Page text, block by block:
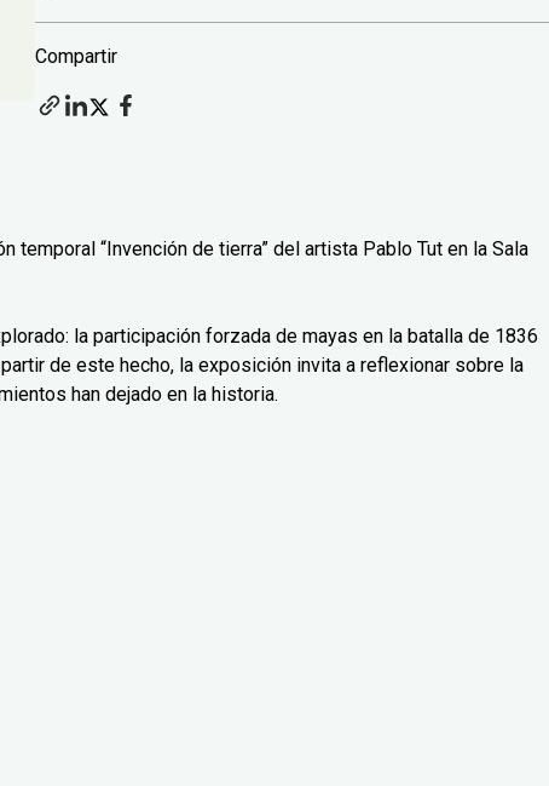
Compartir
“Invención de tierra” del artista Pablo Tut en la Sala
la participación forzada de mayas en la batalla de 1836
de este hecho, la exposición invita a reflexionar sobre la
han dejado en la historia.